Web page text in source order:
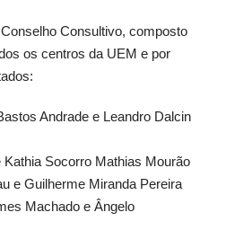
Consultivo, composto
os centros da UEM e por
Andrade e Leandro Dalcin
Socorro Mathias Mourão
e Guilherme Miranda Pereira
Machado e Ângelo